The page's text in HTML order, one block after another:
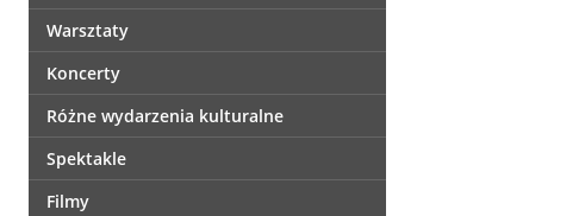
Warsztaty
Koncerty
Różne wydarzenia kulturalne
Spektakle
Filmy